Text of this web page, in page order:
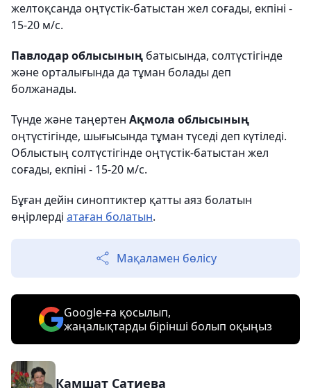
желтоқсанда оңтүстік-батыстан жел соғады, екпіні -
15-20 м/с.
Павлодар облысының батысында, солтүстігінде
және орталығында да тұман болады деп
болжанады.
Түнде және таңертен Ақмола облысының
оңтүстігінде, шығысында тұман түседі деп күтіледі.
Облыстың солтүстігінде оңтүстік-батыстан жел
соғады, екпіні - 15-20 м/с.
Бұған дейін синоптиктер қатты аяз болатын
өңірлерді атаған болатын.
Мақаламен бөлісу
Google-ға қосылып,
жаңалықтарды бірінші болып оқыңыз
Камшат Сатиева